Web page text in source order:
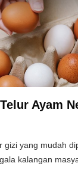
Ayam
gizi yang mudah
kalangan